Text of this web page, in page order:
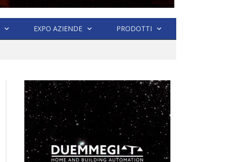
EXPO AZIENDE PRODOTTI